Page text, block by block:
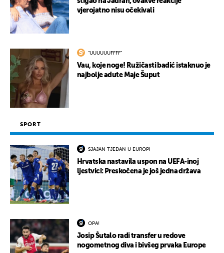
vjerojatno nisu očekivali
"UUUUUUFFFF"
Vau, koje noge! Ružičasti badić istaknuo je
najbolje adute Maje Šuput
SPORT
SJAJAN TJEDAN U EUROPI
Hrvatska nastavila uspon na UEFA-inoj
ljestvici: Preskočena je još jedna država
OPA!
Josip Šutalo radi transfer u redove
nogometnog diva i bivšeg prvaka Europe